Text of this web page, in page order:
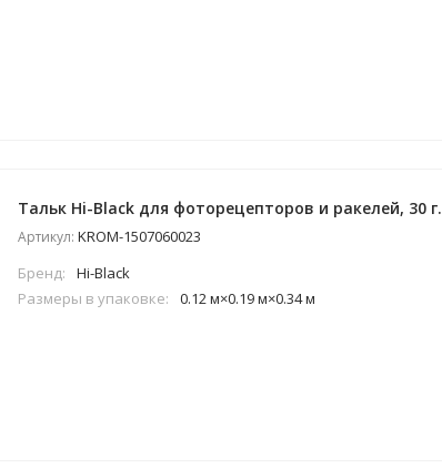
Тальк Hi-Black для фоторецепторов и ракелей, 30 г.
Артикул: KROM-1507060023
Бренд:
Hi-Black
Размеры в упаковке:
0.12 м×0.19 м×0.34 м